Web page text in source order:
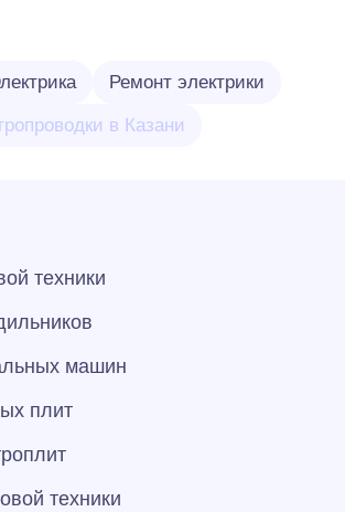
Ремонт электрики
в Казани
техники
машин
плит
техники